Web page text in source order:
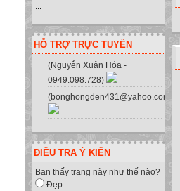
...
HỖ TRỢ TRỰC TUYẾN
(Nguyễn Xuân Hóa -
0949.098.728)
(bonghongden431@yahoo.com.vn)
ĐIỀU TRA Ý KIẾN
Bạn thấy trang này như thế nào?
Đẹp